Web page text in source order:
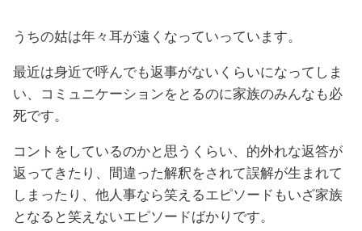
うちの姑は年々耳が遠くなっていっています。
最近は身近で呼んでも返事がないくらいになってしま
い、コミュニケーションをとるのに家族のみんなも必
死です。
コントをしているのかと思うくらい、的外れな返答が
返ってきたり、間違った解釈をされて誤解が生まれて
しまったり、他人事なら笑えるエピソードもいざ家族
となると笑えないエピソードばかりです。